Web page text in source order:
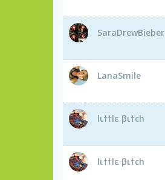
SaraDrewBieber
LanaSmile
lι††lε βι†ch
lι††lε βι†ch